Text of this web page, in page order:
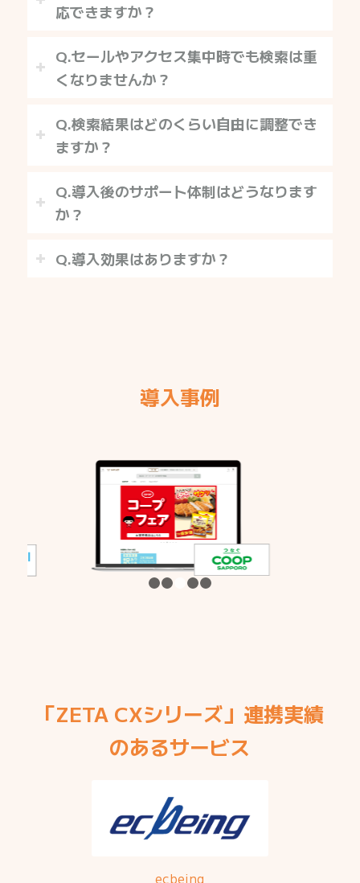
応できますか？
Q.セールやアクセス集中時でも検索は重
くなりませんか？
Q.検索結果はどのくらい自由に調整でき
ますか？
Q.導入後のサポート体制はどうなります
か？
Q.導入効果はありますか？
導入事例
「ZETA CXシリーズ」連携実績
のあるサービス
ecbeing